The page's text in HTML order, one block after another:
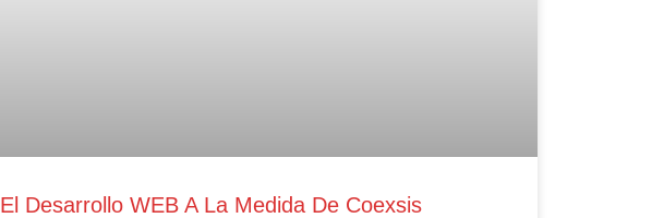
El Desarrollo WEB A La Medida De Coexsis